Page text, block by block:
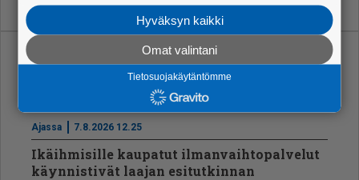
Uusimmat
Vt8:lle uusi asfaltti Tikkula-Hyvelä välille
Ajassa 7.8.2026 12.25
Ikäihmisille kaupatut ilmanvaihtopalvelut
käynnistivät laajan esitutkinnan
Hyväksyn kaikki
Omat valintani
Tietosuojakäytäntömme